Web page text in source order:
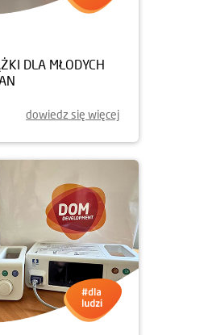
DLA MŁODYCH
dowiedz się więcej